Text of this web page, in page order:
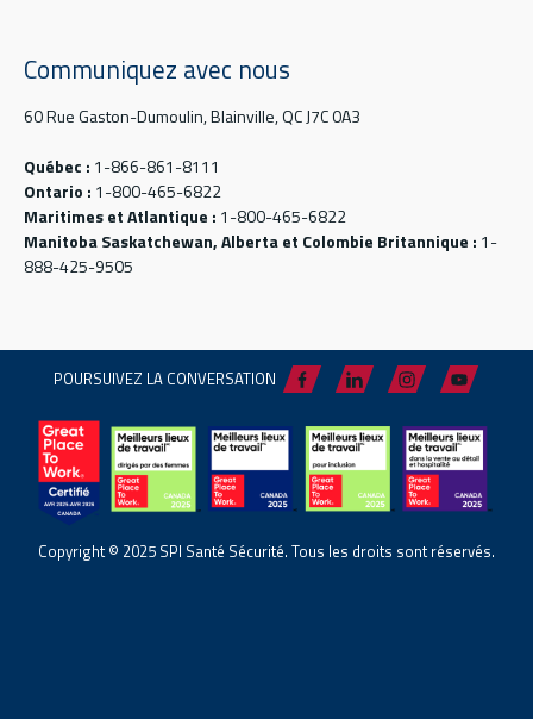
Communiquez avec nous
60 Rue Gaston-Dumoulin, Blainville, QC J7C 0A3
Québec : 1-866-861-8111
Ontario : 1-800-465-6822
Maritimes et Atlantique : 1-800-465-6822
Manitoba Saskatchewan, Alberta et Colombie Britannique : 1-
888-425-9505
POURSUIVEZ LA CONVERSATION
Copyright © 2025 SPI Santé Sécurité. Tous les droits sont réservés.